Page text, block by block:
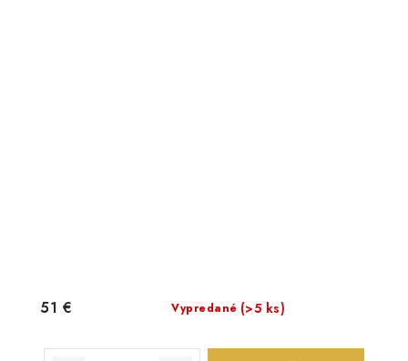
Vypredané (>5 ks)
51 €